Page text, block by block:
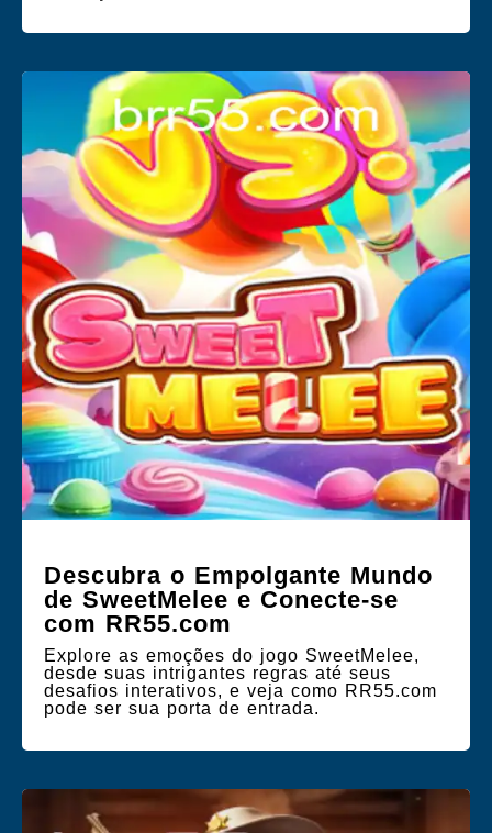
Descubra o Empolgante Mundo
de SweetMelee e Conecte-se
com RR55.com
Explore as emoções do jogo SweetMelee,
desde suas intrigantes regras até seus
desafios interativos, e veja como RR55.com
pode ser sua porta de entrada.